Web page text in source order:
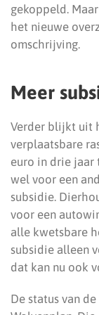
gekoppeld.
het nieuwe
omschrijving.
Meer
Verder blijkt uit
verplaatsbare
euro in drie jaar
wel voor een
subsidie.
voor een
alle kwetsbare
subsidie alleen
dat kan nu ook
De status van